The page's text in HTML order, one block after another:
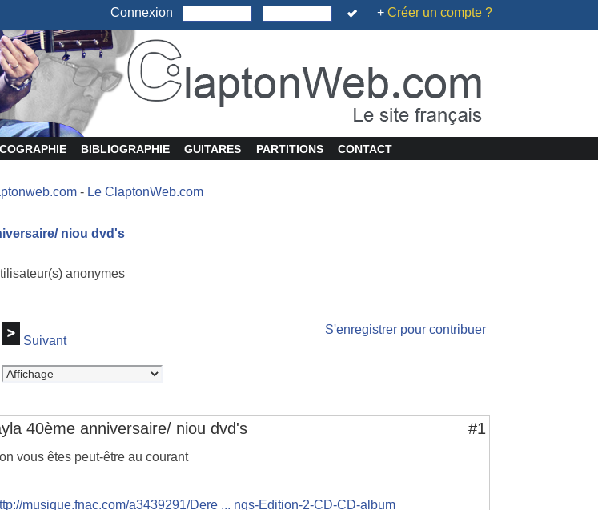
Connexion + Créer un compte ?
BIBLIOGRAPHIE GUITARES PARTITIONS CONTACT
- Le ClaptonWeb.com
niou dvd's
anonymes
Suivant
S'enregistrer pour contribuer
40ème anniversaire/ niou dvd's #1
vous êtes peut-être au courant
musique.fnac.com/a3439291/Dere ... ngs-Edition-2-CD-CD-album